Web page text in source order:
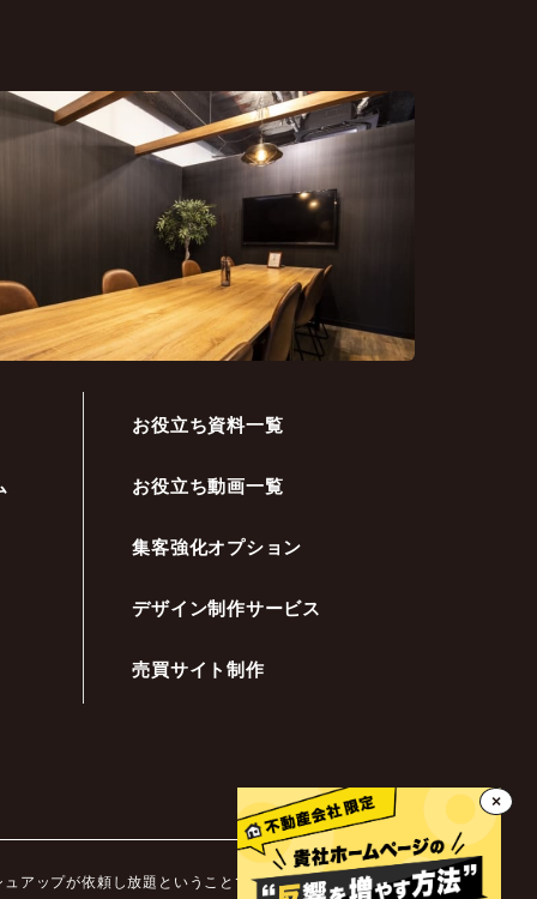
お役立ち資料一覧
お役立ち動画一覧
集客強化オプション
デザイン制作サービス
売買サイト制作
アップが依頼し放題ということです。不動産業界ではホ
×